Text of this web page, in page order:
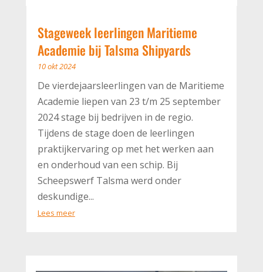
Stageweek leerlingen Maritieme
Academie bij Talsma Shipyards
10 okt 2024
De vierdejaarsleerlingen van de Maritieme
Academie liepen van 23 t/m 25 september
2024 stage bij bedrijven in de regio.
Tijdens de stage doen de leerlingen
praktijkervaring op met het werken aan
en onderhoud van een schip. Bij
Scheepswerf Talsma werd onder
deskundige...
Lees meer